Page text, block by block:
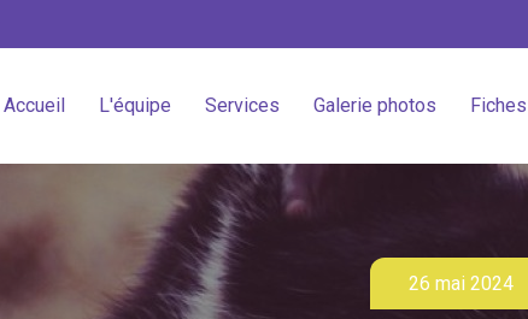
Accueil L'équipe Services Galerie photos
26 mai 2024